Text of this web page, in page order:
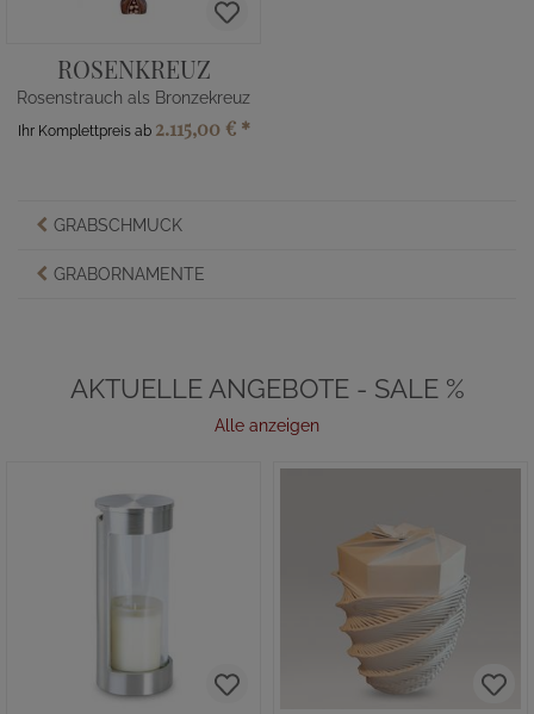
ROSENKREUZ
Rosenstrauch als Bronzekreuz
Ihr Komplettpreis ab 2.115,00 € *
GRABSCHMUCK
GRABORNAMENTE
AKTUELLE ANGEBOTE - SALE %
Alle anzeigen